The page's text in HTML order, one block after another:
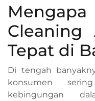
Cleaning
Tepat di
Di tengah
konsumen
kebingungan